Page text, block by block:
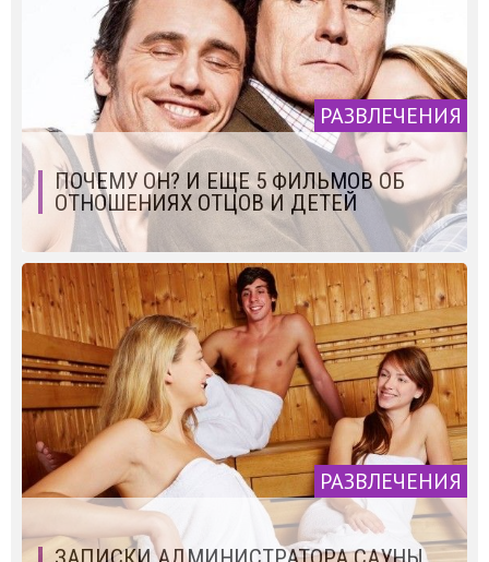
РАЗВЛЕЧЕНИЯ
ПОЧЕМУ ОН? И ЕЩЕ 5 ФИЛЬМОВ ОБ
ОТНОШЕНИЯХ ОТЦОВ И ДЕТЕЙ
РАЗВЛЕЧЕНИЯ